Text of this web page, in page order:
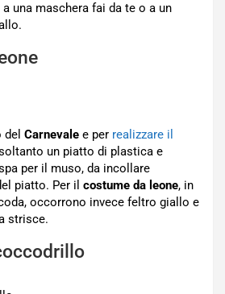
una maschera fai da te o a un
Carnevale e per realizzare il
un piatto di plastica e
per il muso, da incollare
piatto. Per il costume da leone, in
occorrono invece feltro giallo e
strisce.